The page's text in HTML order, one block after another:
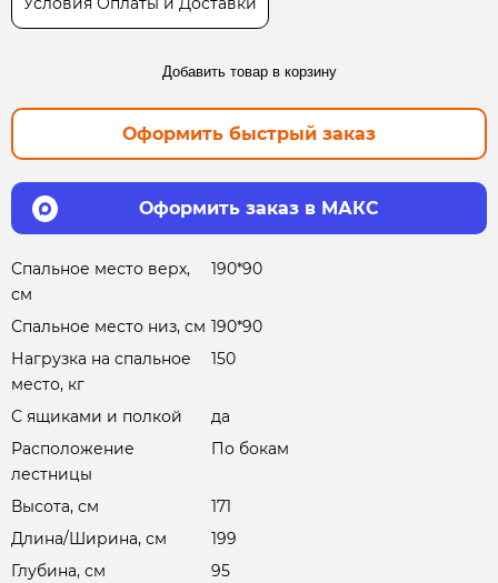
Добавить товар в корзину
Оформить быстрый заказ
Оформить заказ в МАКС
Спальное место верх,
см
190*90
Спальное место низ, см 190*90
Нагрузка на спальное
место, кг
150
С ящиками и полкой
да
Расположение
лестницы
По бокам
Высота, см
171
Длина/Ширина, см
199
Глубина, см
95